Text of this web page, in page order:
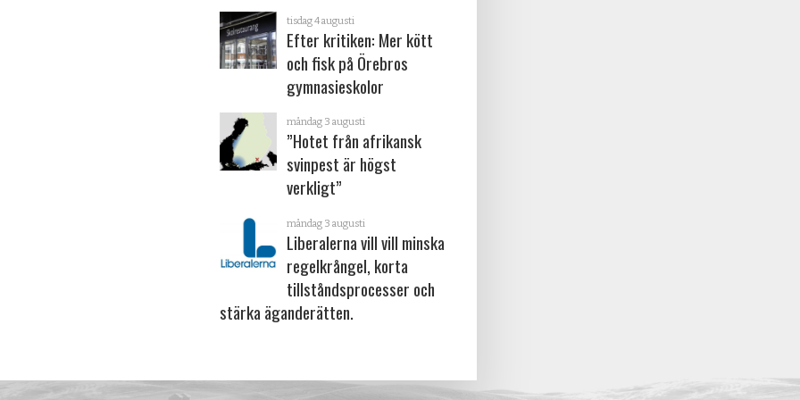
tisdag 4 augusti
Efter kritiken: Mer kött
och fisk på Örebros
gymnasieskolor
måndag 3 augusti
”Hotet från afrikansk
svinpest är högst
verkligt”
måndag 3 augusti
Liberalerna vill vill minska
regelkrångel, korta
tillståndsprocesser och
stärka ägande­rätten.